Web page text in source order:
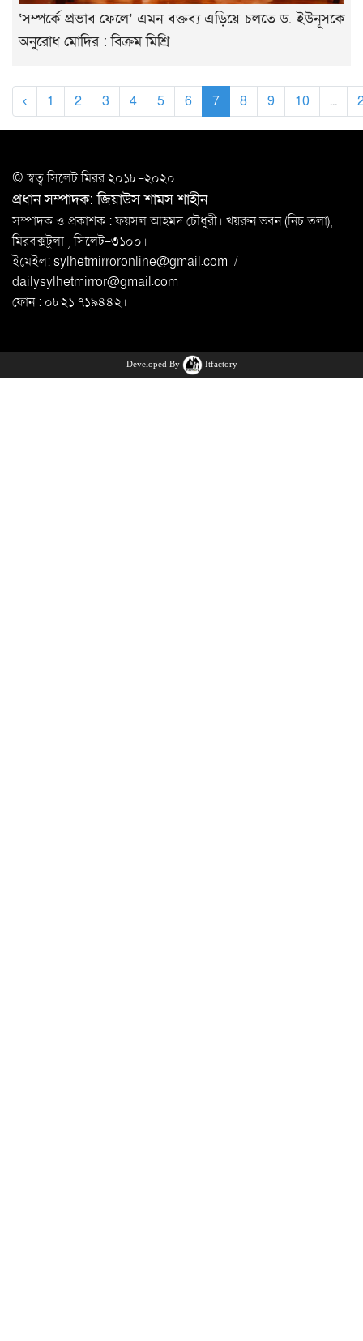
‘সম্পর্কে প্রভাব ফেলে’ এমন বক্তব্য এড়িয়ে চলতে ড. ইউনূসকে
অনুরোধ মোদির : বিক্রম মিশ্রি
‹ 1 2 3 4 5 6 7 8 9 10 ...
© স্বত্ব সি‌লেট মিরর ২০১৮-২০২০
প্রধান সম্পাদক: জিয়াউস শামস শাহীন
সম্পাদক ও প্রকাশক : ফয়সল আহমদ চৌধুরী। খয়রুন ভবন (নিচ তলা),
মিরবক্সটুলা ,সি‌লেট-৩১০০।
ইমেইল:sylhetmirroronline@gmail.com /
dailysylhetmirror@gmail.com
ফোন : ০৮২১ ৭১৯৪৪২।
Developed By Itfactory